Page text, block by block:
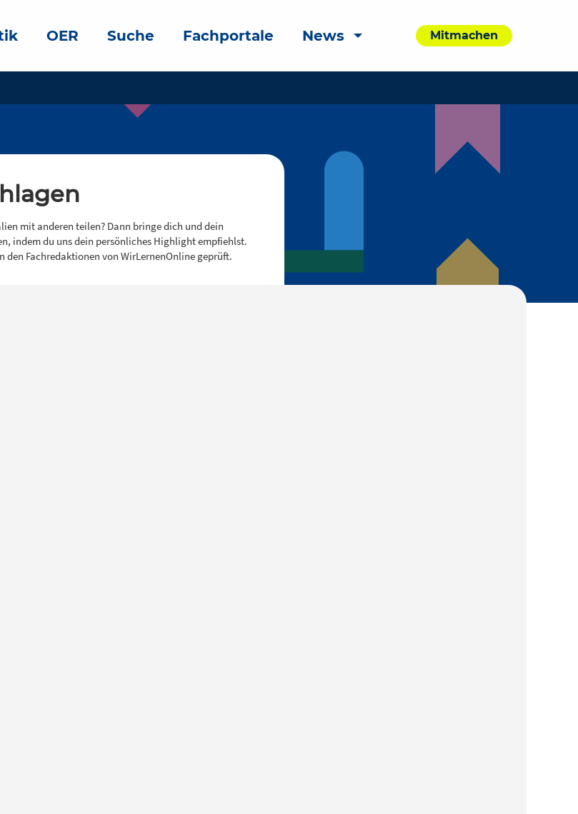
OER Suche Fachportale News Mitmachen
mit anderen teilen? Dann bringe dich und dein
indem du uns dein persönliches Highlight empfiehlst.
Fachredaktionen von WirLernenOnline geprüft.